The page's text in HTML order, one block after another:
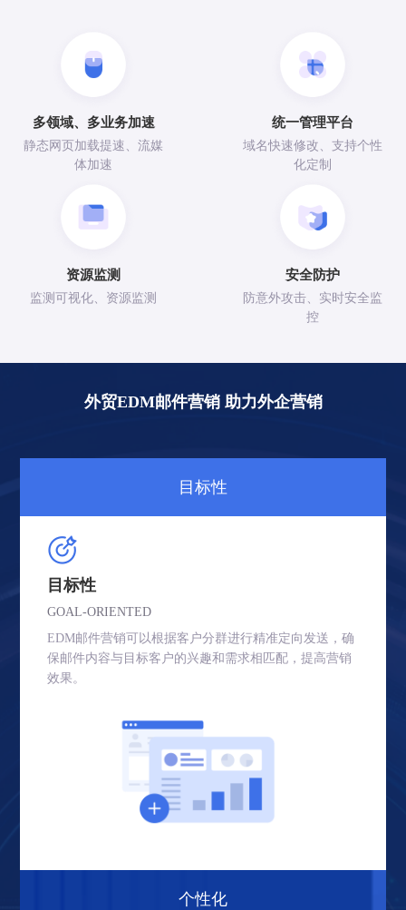
多领域、多业务加速
静态网页加载提速、流媒
体加速
统一管理平台
域名快速修改、支持个性
化定制
资源监测
监测可视化、资源监测
安全防护
防意外攻击、实时安全监
控
外贸EDM邮件营销 助力外企营销
目标性
目标性
GOAL-ORIENTED
EDM邮件营销可以根据客户分群进行精准定向发送，确
保邮件内容与目标客户的兴趣和需求相匹配，提高营销
效果。
个性化
点击率 转化率 优化
关键词